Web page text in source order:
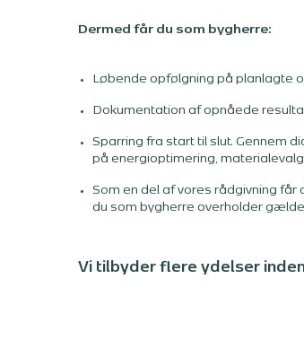
Dermed får du som bygherre:
Løbende opfølgning på
Dokumentation af opnåede
Sparring fra start til slut. Gennem
på energioptimering,
Som en del af vores rådgivning
du som bygherre overholder
Vi tilbyder flere ydelser